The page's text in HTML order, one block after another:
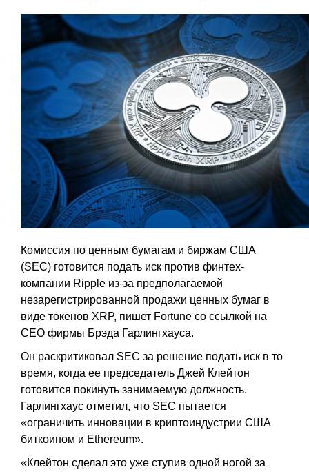
Комиссия по ценным бумагам и биржам США
(SEC) готовится подать иск против финтех-
компании Ripple из-за предполагаемой
незарегистрированной продажи ценных бумаг в
виде токенов XRP, пишет Fortune со ссылкой на
CEO фирмы Брэда Гарлингхауса.
Он раскритиковал SEC за решение подать иск в то
время, когда ее председатель Джей Клейтон
готовится покинуть занимаемую должность.
Гарлингхаус отметил, что SEC пытается
«ограничить инновации в криптоиндустрии США
биткоином и Ethereum».
«Клейтон сделал это уже ступив одной ногой за